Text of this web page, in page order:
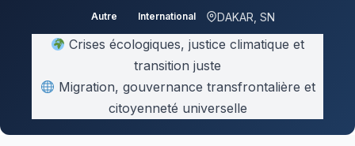
Autre International DAKAR, SN
Crises écologiques, justice climatique et
transition juste
Migration, gouvernance transfrontalière et
citoyenneté universelle